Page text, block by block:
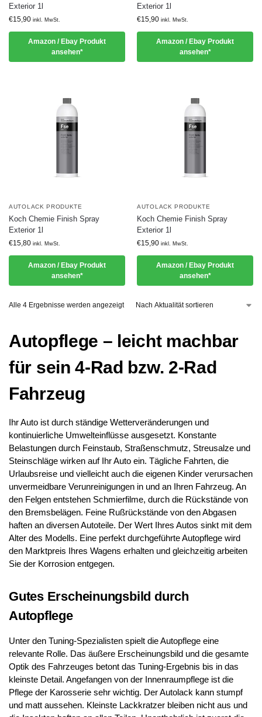
Exterior 1l
€15,90 inkl. MwSt.
Amazon / Ebay Produkt
ansehen*
Exterior 1l
€15,90 inkl. MwSt.
Amazon / Ebay Produkt
ansehen*
AUTOLACK PRODUKTE
Koch Chemie Finish Spray
Exterior 1l
€15,80 inkl. MwSt.
Amazon / Ebay Produkt
ansehen*
AUTOLACK PRODUKTE
Koch Chemie Finish Spray
Exterior 1l
€15,90 inkl. MwSt.
Amazon / Ebay Produkt
ansehen*
Alle 4 Ergebnisse werden angezeigt
Autopflege – leicht machbar
für sein 4-Rad bzw. 2-Rad
Fahrzeug
Ihr Auto ist durch ständige Wetterveränderungen und
kontinuierliche Umwelteinflüsse ausgesetzt. Konstante
Belastungen durch Feinstaub, Straßenschmutz, Streusalze und
Steinschläge wirken auf Ihr Auto ein. Tägliche Fahrten, die
Urlaubsreise und vielleicht auch die eigenen Kinder verursachen
unvermeidbare Verunreinigungen in und an Ihren Fahrzeug. An
den Felgen entstehen Schmierfilme, durch die Rückstände von
den Bremsbelägen. Feine Rußrückstände von den Abgasen
haften an diversen Autoteile. Der Wert Ihres Autos sinkt mit dem
Alter des Modells. Eine perfekt durchgeführte Autopflege wird
den Marktpreis Ihres Wagens erhalten und gleichzeitig arbeiten
Sie der Korrosion entgegen.
Gutes Erscheinungsbild durch
Autopflege
Unter den Tuning-Spezialisten spielt die Autopflege eine
relevante Rolle. Das äußere Erscheinungsbild und die gesamte
Optik des Fahrzeuges betont das Tuning-Ergebnis bis in das
kleinste Detail. Angefangen von der Innenraumpflege ist die
Pflege der Karosserie sehr wichtig. Der Autolack kann stumpf
und matt aussehen. Kleinste Lackkratzer bleiben nicht aus und